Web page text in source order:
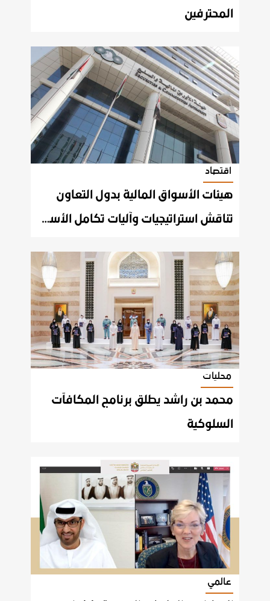
المحترفين
اقتصاد
هيئات الأسواق المالية بدول التعاون
تناقش استراتيجيات وآليات تكامل الأسواق المالية الخليجية
محليات
محمد بن راشد يطلق برنامج المكافآت
السلوكية
عالمي